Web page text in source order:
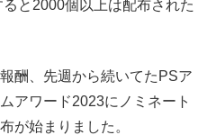
と2000個以上は配布された
酬、先週から続いてたPSア
アワード2023にノミネート
が始まりました。